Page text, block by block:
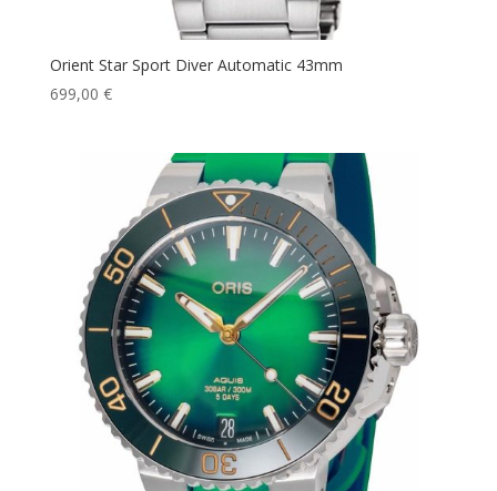
Orient Star Sport Diver Automatic 43mm
699,00 €